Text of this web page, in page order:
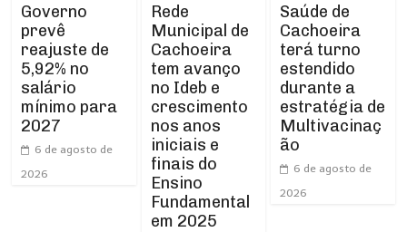
Governo
prevê
reajuste de
5,92% no
salário
mínimo para
2027
6 de agosto de
2026
Rede
Municipal de
Cachoeira
tem avanço
no Ideb e
crescimento
nos anos
iniciais e
finais do
Ensino
Fundamental
em 2025
Saúde de
Cachoeira
terá turno
estendido
durante a
estratégia de
Multivacinaç
ão
6 de agosto de
2026